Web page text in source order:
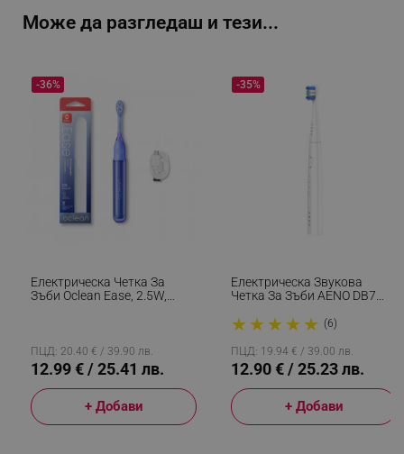
Може да разгледаш и тези...
Електрическа Четка За
Зъби Oclean Ease, 2.5W,
-36%
ПЦД: 20.40 € / 39.90 лв.
12.99 € / 25.41 лв.
+ Добави
Електрическа Звукова
Четка За Зъби AENO DB7
3 Програми, 1 Накрайник,
До 100 Дни С Едно
Зареждане, Бял
★ ★ ★ ★ ★ (6)
-35%
ПЦД: 19.94 € / 39.00 лв.
12.90 € / 25.23 лв.
+ Добави